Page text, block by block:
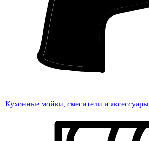
Кухонные мойки, смесители и аксессуары